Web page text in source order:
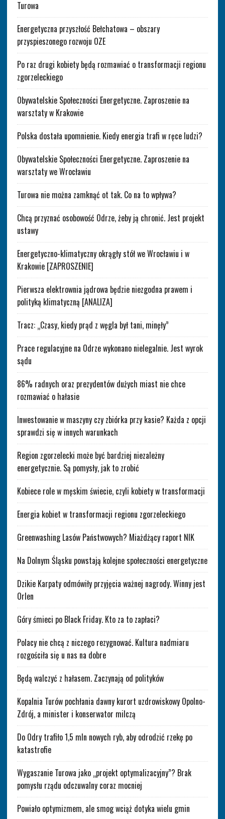
Turowa
Energetyczna przyszłość Bełchatowa – obszary
przyspieszonego rozwoju OZE
Po raz drugi kobiety będą rozmawiać o transformacji regionu
zgorzeleckiego
Obywatelskie Społeczności Energetyczne. Zaproszenie na
warsztaty w Krakowie
Polska dostała upomnienie. Kiedy energia trafi w ręce ludzi?
Obywatelskie Społeczności Energetyczne. Zaproszenie na
warsztaty we Wrocławiu
Turowa nie można zamknąć ot tak. Co na to wpływa?
Chcą przyznać osobowość Odrze, żeby ją chronić. Jest projekt
ustawy
Energetyczno-klimatyczny okrągły stół we Wrocławiu i w
Krakowie [ZAPROSZENIE]
Pierwsza elektrownia jądrowa będzie niezgodna prawem i
polityką klimatyczną [ANALIZA]
Tracz: „Czasy, kiedy prąd z węgla był tani, minęły”
Prace regulacyjne na Odrze wykonano nielegalnie. Jest wyrok
sądu
86% radnych oraz prezydentów dużych miast nie chce
rozmawiać o hałasie
Inwestowanie w maszyny czy zbiórka przy kasie? Każda z opcji
sprawdzi się w innych warunkach
Region zgorzelecki może być bardziej niezależny
energetycznie. Są pomysły, jak to zrobić
Kobiece role w męskim świecie, czyli kobiety w transformacji
Energia kobiet w transformacji regionu zgorzeleckiego
Greenwashing Lasów Państwowych? Miażdżący raport NIK
Na Dolnym Śląsku powstają kolejne społeczności energetyczne
Dzikie Karpaty odmówiły przyjęcia ważnej nagrody. Winny jest
Orlen
Góry śmieci po Black Friday. Kto za to zapłaci?
Polacy nie chcą z niczego rezygnować. Kultura nadmiaru
rozgościła się u nas na dobre
Będą walczyć z hałasem. Zaczynają od polityków
Kopalnia Turów pochłania dawny kurort uzdrowiskowy Opolno-
Zdrój, a minister i konserwator milczą
Do Odry trafiło 1,5 mln nowych ryb, aby odrodzić rzekę po
katastrofie
Wygaszanie Turowa jako „projekt optymalizacyjny”? Brak
pomysłu rządu odczuwalny coraz mocniej
Powiało optymizmem, ale smog wciąż dotyka wielu gmin